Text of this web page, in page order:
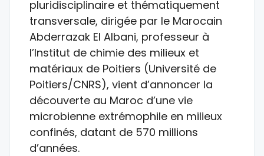
pluridisciplinaire et thématiquement
transversale, dirigée par le Marocain
Abderrazak El Albani, professeur à
l’Institut de chimie des milieux et
matériaux de Poitiers (Université de
Poitiers/CNRS), vient d’annoncer la
découverte au Maroc d’une vie
microbienne extrémophile en milieux
confinés, datant de 570 millions
d’années.